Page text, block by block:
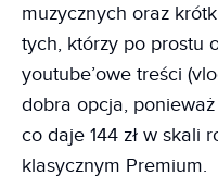
muzycznych oraz
tych, którzy po prostu
youtube’owe treści
dobra opcja, ponieważ
co daje 144 zł w skali
klasycznym Premium.